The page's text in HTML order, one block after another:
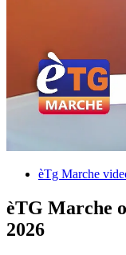
èTg Marche
èTG Marche
2026